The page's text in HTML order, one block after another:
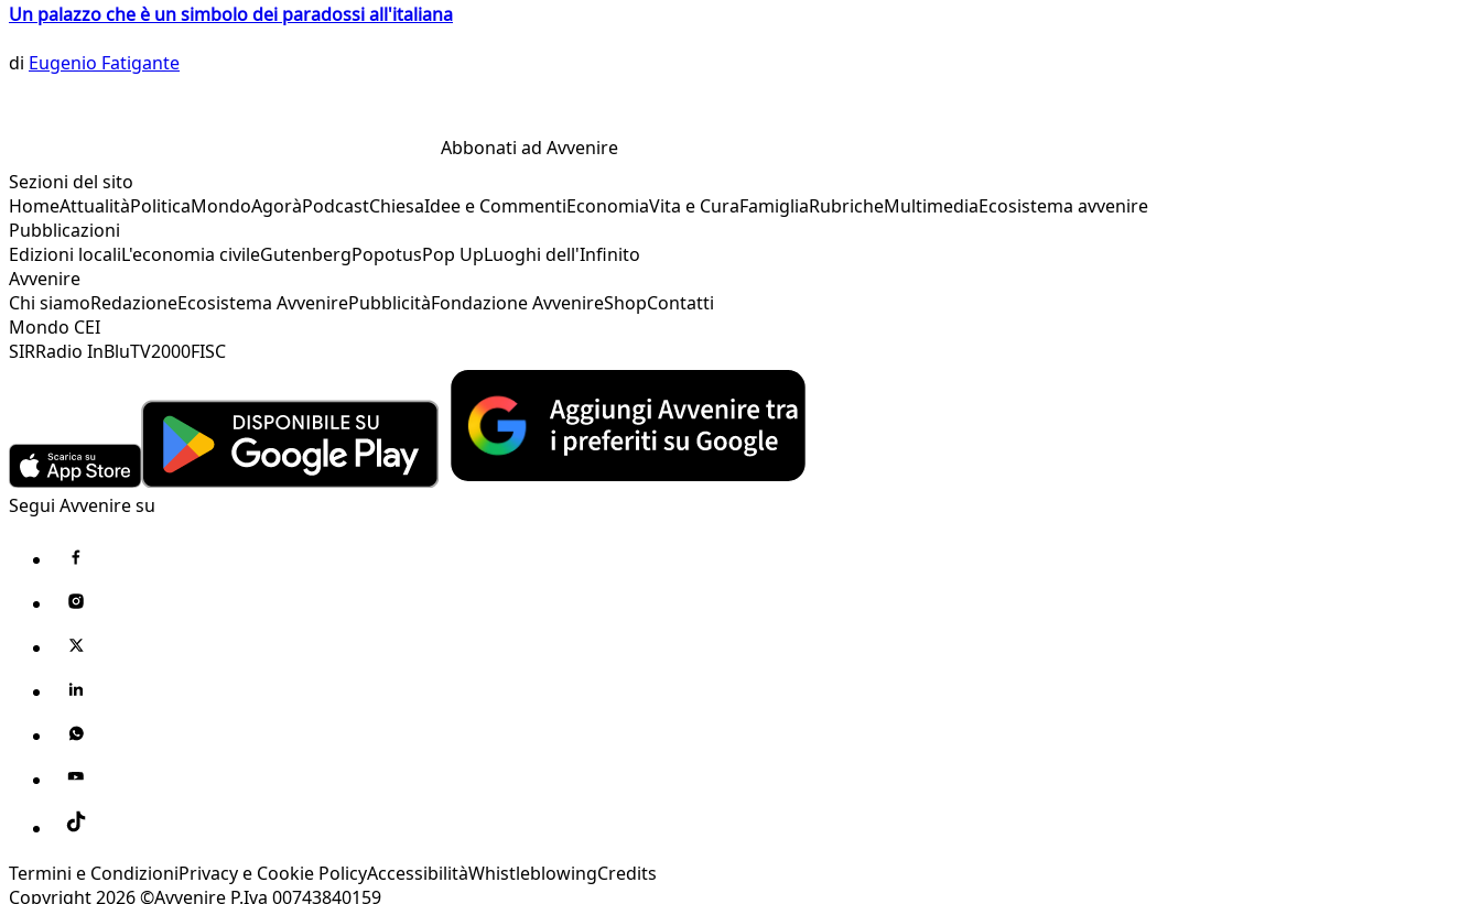
Un palazzo che è un simbolo dei paradossi all'italiana
di Eugenio Fatigante
Abbonati ad Avvenire
Sezioni del sito
HomeAttualitàPoliticaMondoAgoràPodcastChiesaIdee e CommentiEconomiaVita e CuraFamigliaRubricheMultimediaEcosistema avvenire
Pubblicazioni
Edizioni localiL'economia civileGutenbergPopotusPop UpLuoghi dell'Infinito
Avvenire
Chi siamoRedazioneEcosistema AvvenirePubblicitàFondazione AvvenireShopContatti
Mondo CEI
SIRRadio InBluTV2000FISC
Segui Avvenire su
Termini e CondizioniPrivacy e Cookie PolicyAccessibilitàWhistleblowingCredits
Copyright 2026 ©Avvenire P.Iva 00743840159